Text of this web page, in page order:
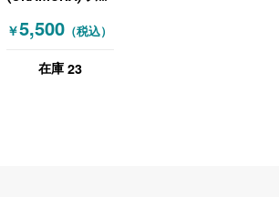
ングチェア ブルー
￥5,500（税込）
在庫 23